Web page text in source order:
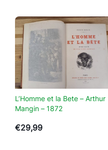
L’Homme et la Bete – Arthur
Mangin – 1872
€29,99